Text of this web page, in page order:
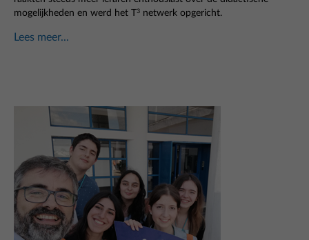
mogelijkheden en werd het T3 netwerk opgericht.
Lees meer...